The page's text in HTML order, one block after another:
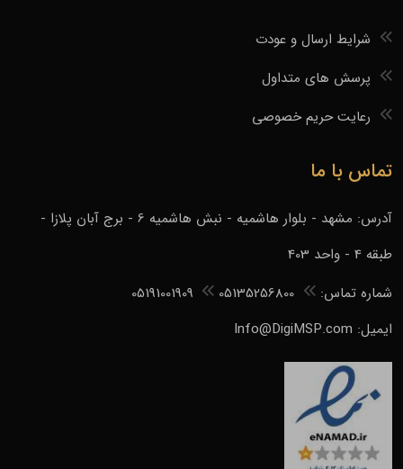
شرایط ارسال و عودت
پرسش های متداول
رعایت حریم خصوصی
تماس با ما
آدرس: مشهد - بلوار هاشمیه - نبش هاشمیه 6 - برج آبان پلازا -
طبقه 4 - واحد 403
شماره تماس:
05135256800
05191001909
ایمیل: Info@DigiMSP.com